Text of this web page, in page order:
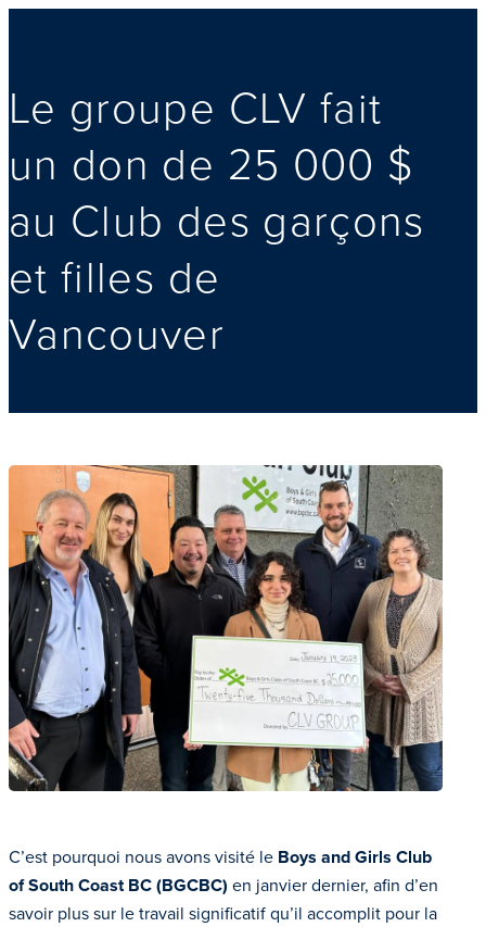
Le groupe CLV fait
un don de 25 000 $
au Club des garçons
et filles de
Vancouver
C’est pourquoi nous avons visité le Boys and Girls Club
of South Coast BC (BGCBC) en janvier dernier, afin d’en
savoir plus sur le travail significatif qu’il accomplit pour la